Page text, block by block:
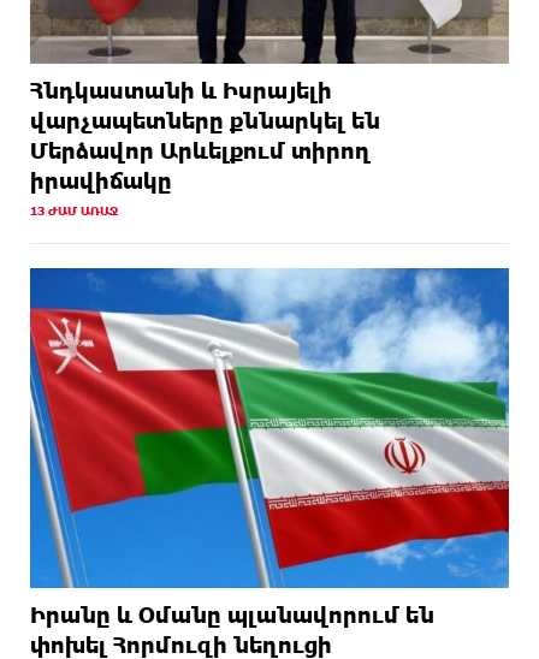
Հնդկաստանի և Իսրայելի
վարչապետները քննարկել են
Մերձավոր Արևելքում տիրող
իրավիճակը
13 ԺԱՄ ԱՌԱՋ
Իրանը և Օմանը պլանավորում են
փոխել Հորմուզի նեղուցի